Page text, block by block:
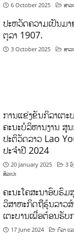
6 October 2025 ສາລ
ປະຫວັດຄວາມເປັນມ
ຕຸລາ 1907.
3 October 2025 ສາລ
ການແຂ່ງຂັນກິລາເຕະ
ຄະນະບໍລິຫານງານ ສູ
ປະຕິວັດລາວ Lao
ປະຈຳປີ 2024
20 January 2025 3
ສິລະປະ
ຄະນະໂຄສະນາອົບຮົ
ວິສາຫະກິດຖືຮຸ້ນລາວ
ເຕະບານເພື່ອຕ້ອນຮັ
17 June 2024 ກິລາ ແລ